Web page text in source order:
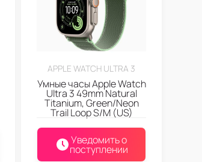
APPLE WATCH ULTRA 3
Умные часы Apple Watch
Ultra 3 49mm Natural
Titanium, Green/Neon
Trail Loop S/M (US)
Уведомить о
поступлении